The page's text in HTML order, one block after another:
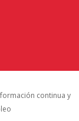
continua y